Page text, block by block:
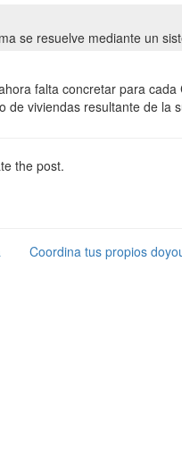
se resuelve mediante un
falta concretar para
the post.
Coordina tus propios